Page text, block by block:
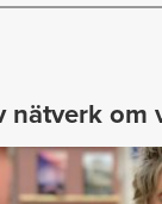
nätverk om